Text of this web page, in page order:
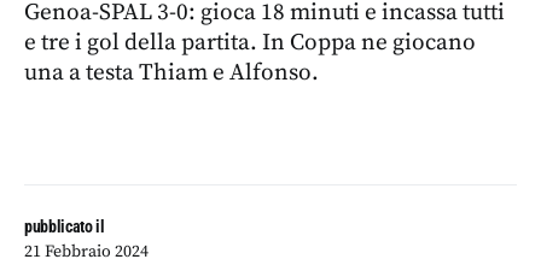
pubblicato il
21 Febbraio 2024
Genoa-SPAL 3-0: gioca 18 minuti e incassa tutti
e tre i gol della partita. In Coppa ne giocano
una a testa Thiam e Alfonso.